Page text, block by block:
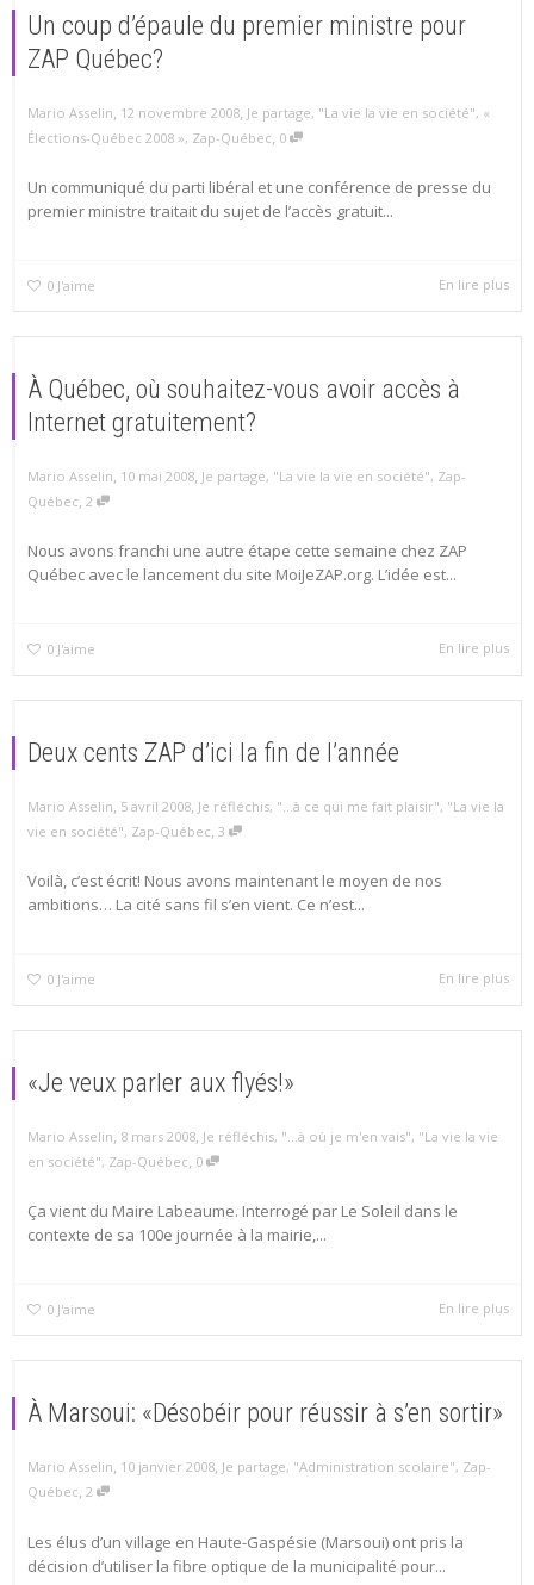
Un coup d’épaule du premier ministre pour
ZAP Québec?
Mario Asselin, 12 novembre 2008, Je partage, "La vie la vie en société", «
Élections-Québec 2008 », Zap-Québec, 0
Un communiqué du parti libéral et une conférence de presse du
premier ministre traitait du sujet de l’accès gratuit...
0 J'aime En lire plus
À Québec, où souhaitez-vous avoir accès à
Internet gratuitement?
Mario Asselin, 10 mai 2008, Je partage, "La vie la vie en société", Zap-
Québec, 2
Nous avons franchi une autre étape cette semaine chez ZAP
Québec avec le lancement du site MoiJeZAP.org. L’idée est...
0 J'aime En lire plus
Deux cents ZAP d’ici la fin de l’année
Mario Asselin, 5 avril 2008, Je réfléchis, "...à ce qui me fait plaisir", "La vie la
vie en société", Zap-Québec, 3
Voilà, c’est écrit! Nous avons maintenant le moyen de nos
ambitions… La cité sans fil s’en vient. Ce n’est...
0 J'aime En lire plus
«Je veux parler aux flyés!»
Mario Asselin, 8 mars 2008, Je réfléchis, "...à où je m'en vais", "La vie la vie
en société", Zap-Québec, 0
Ça vient du Maire Labeaume. Interrogé par Le Soleil dans le
contexte de sa 100e journée à la mairie,...
0 J'aime En lire plus
À Marsoui: «Désobéir pour réussir à s’en sortir»
Mario Asselin, 10 janvier 2008, Je partage, "Administration scolaire", Zap-
Québec, 2
Les élus d’un village en Haute-Gaspésie (Marsoui) ont pris la
décision d’utiliser la fibre optique de la municipalité pour...